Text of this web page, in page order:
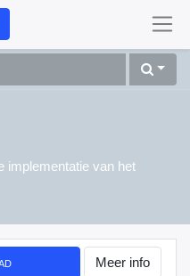
implementatie van het
Meer info